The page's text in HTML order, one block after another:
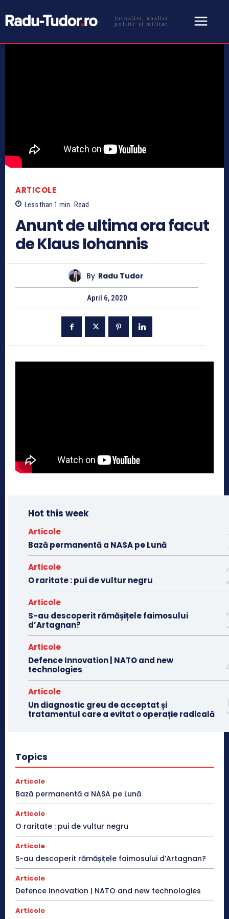
jurnalist, analist
politic si militar
ARTICOLE
Less than 1 min. Read
Anunt de ultima ora facut
de Klaus Iohannis
By Radu Tudor
April 6, 2020
Hot this week
Articole
Bază permanentă a NASA pe Lună
Articole
O raritate : pui de vultur negru
Articole
S-au descoperit rămășițele faimosului
d’Artagnan?
Articole
Defence Innovation | NATO and new
technologies
Articole
Un diagnostic greu de acceptat și
tratamentul care a evitat o operație radicală
Topics
Articole
Bază permanentă a NASA pe Lună
Articole
O raritate : pui de vultur negru
Articole
S-au descoperit rămășițele faimosului d’Artagnan?
Articole
Defence Innovation | NATO and new technologies
Articole